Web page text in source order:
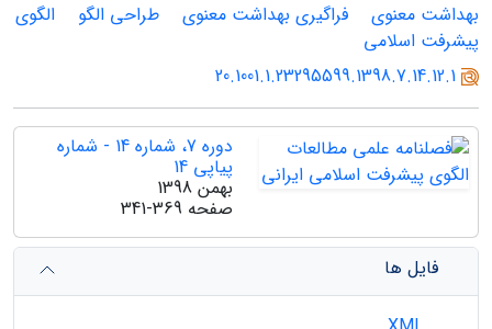
بهداشت معنوی
فراگیری بهداشت معنوی طراحی الگو
الگوی
پیشرفت اسلامی
20.1001.1.23295599.1398.7.14.12.1
دوره 7، شماره 14 - شماره
پیاپی 14
بهمن 1398
صفحه 341-369
فایل ها